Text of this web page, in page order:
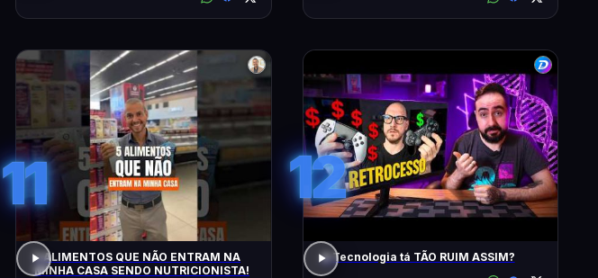
11
5 ALIMENTOS QUE NÃO ENTRAM NA
MINHA CASA SENDO NUTRICIONISTA!
12
A Tecnologia tá TÃO RUIM ASSIM?